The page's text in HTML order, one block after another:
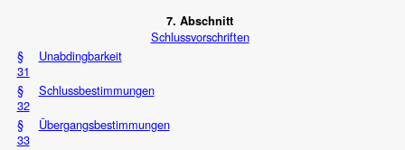
7. Abschnitt
Schlussvorschriften
§
31
Unabdingbarkeit
§
32
Schlussbestimmungen
§
33
Übergangsbestimmungen